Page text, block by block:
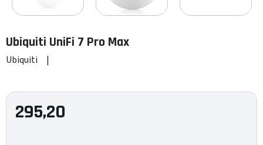
Ubiquiti UniFi 7 Pro Max
Ubiquiti |
295,20